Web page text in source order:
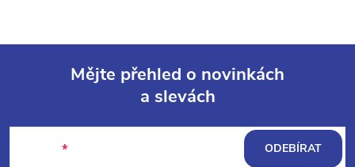
Mějte přehled o novinkách
a slevách
ODEBÍRAT